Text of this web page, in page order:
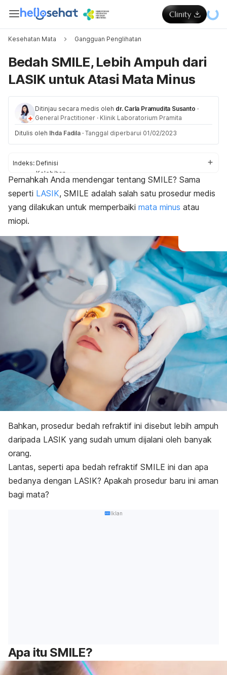
Kesehatan Mata Gangguan Penglihatan
Bedah SMILE, Lebih Ampuh dari
LASIK untuk Atasi Mata Minus
Ditinjau secara medis oleh dr. Carla Pramudita Susanto ·
General Practitioner · Klinik Laboratorium Pramita
Ditulis oleh Ihda Fadila · Tanggal diperbarui 01/02/2023
Indeks: Definisi
Kelebihan
Kekurangan
Pernahkah Anda mendengar tentang SMILE? Sama
seperti LASIK, SMILE adalah salah satu prosedur medis
yang dilakukan untuk memperbaiki mata minus atau
miopi.
Bahkan, prosedur bedah refraktif ini disebut lebih ampuh
daripada LASIK yang sudah umum dijalani oleh banyak
orang.
Lantas, seperti apa bedah refraktif SMILE ini dan apa
bedanya dengan LASIK? Apakah prosedur baru ini aman
bagi mata?
Iklan
Apa itu SMILE?